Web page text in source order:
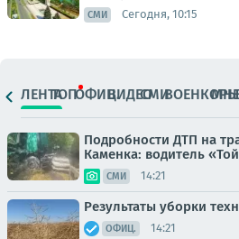
СМИ Сегодня, 10:15
ЛЕНТАТОПОФИЦ.ВИДЕОСМИВОЕНКОРЫ
Подробности ДТП на
Каменка: водитель
СМИ 14:21
Результаты уборки
ОФИЦ. 14:21